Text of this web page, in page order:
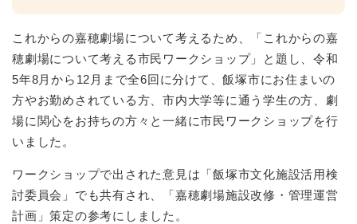
これからの嘉穂劇場について考えるため、「これからの嘉
穂劇場について考える市民ワークショップ」と題し、令和
5年8月から12月まで全6回に分けて、飯塚市にお住まいの
方やお勤めされている方、市内大学等に通う学生の方、劇
場に関心をお持ちの方々と一緒に市民ワークショップを行
いました。
ワークショップで出された意見は「飯塚市文化施設活用検
討委員会」でも共有され、「嘉穂劇場施設改修・管理運営
計画」策定の参考にしました。